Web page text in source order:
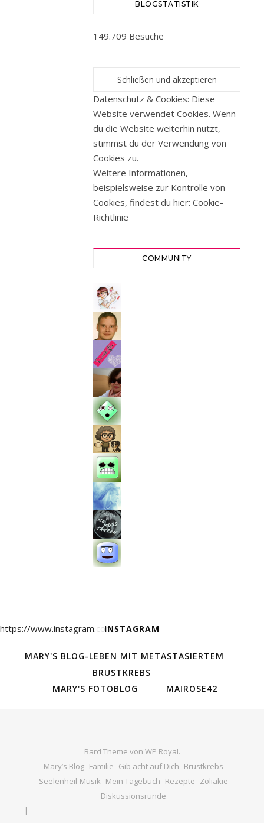
BLOGSTATISTIK
149.709 Besuche
Datenschutz & Cookies: Diese
Website verwendet Cookies. Wenn
du die Website weiterhin nutzt,
stimmst du der Verwendung von
Cookies zu.
Weitere Informationen,
beispielsweise zur Kontrolle von
Cookies, findest du hier: Cookie-
Richtlinie
COMMUNITY
INSTAGRAM
https://www.instagram.com/
MARY'S BLOG-LEBEN MIT METASTASIERTEM
BRUSTKREBS
MARY'S FOTOBLOG
MAIROSE42
Bard Theme von WP Royal.
Mary’s Blog Familie Gib acht auf Dich Brustkrebs
Seelenheil-Musik Mein Tagebuch Rezepte Zöliakie
Diskussionsrunde